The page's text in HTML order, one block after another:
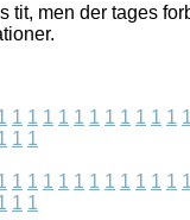
men der tages
1 1 1 1 1 1 1 1 1 1 1 1
1 1
1 1 1 1 1 1 1 1 1 1 1 1
1 1